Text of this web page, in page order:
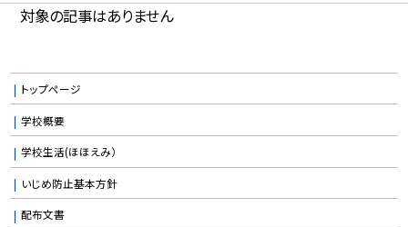
対象の記事はありません
トップページ
学校概要
学校生活(ほほえみ）
いじめ防止基本方針
配布文書